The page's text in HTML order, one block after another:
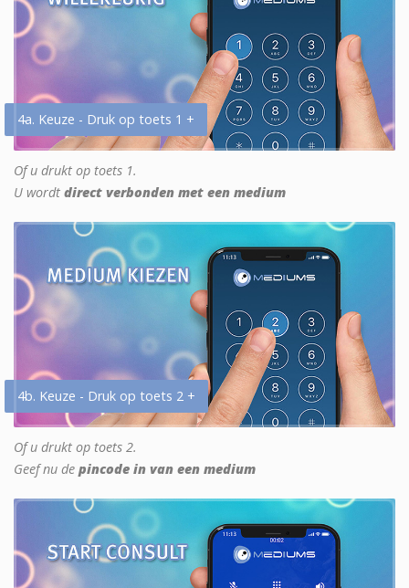
4a. Keuze - Druk op toets 1 +
Of u drukt op toets 1.
U wordt direct verbonden met een medium
4b. Keuze - Druk op toets 2 +
Of u drukt op toets 2.
Geef nu de pincode in van een medium